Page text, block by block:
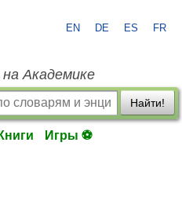
EN DE ES FR
Академике
Найти!
Книги Игры ⚽